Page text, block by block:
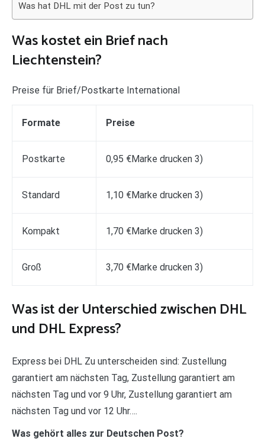
Was hat DHL mit der Post zu tun?
Was kostet ein Brief nach
Liechtenstein?
Preise für Brief/Postkarte International
Formate Preise
Postkarte 0,95 €Marke drucken 3)
Standard 1,10 €Marke drucken 3)
Kompakt 1,70 €Marke drucken 3)
Groß 3,70 €Marke drucken 3)
Was ist der Unterschied zwischen DHL
und DHL Express?
Express bei DHL Zu unterscheiden sind: Zustellung
garantiert am nächsten Tag, Zustellung garantiert am
nächsten Tag und vor 9 Uhr, Zustellung garantiert am
nächsten Tag und vor 12 Uhr….
Was gehört alles zur Deutschen Post?